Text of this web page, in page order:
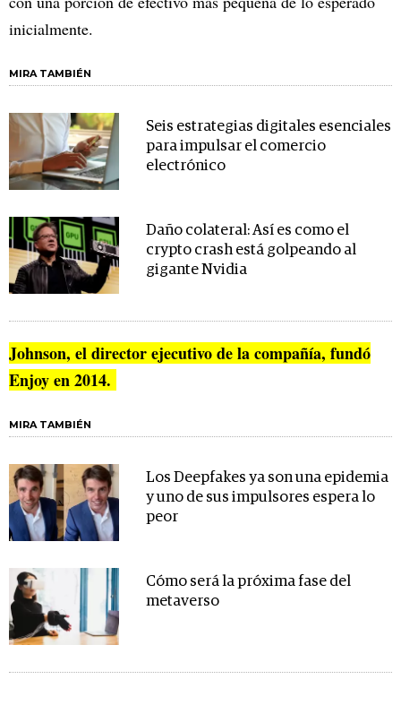
inicialmente.
MIRA TAMBIÉN
Seis estrategias digitales esenciales
para impulsar el comercio
electrónico
Daño colateral: Así es como el
crypto crash está golpeando al
gigante Nvidia
Johnson, el director ejecutivo de la compañía, fundó
Enjoy en 2014.
MIRA TAMBIÉN
Los Deepfakes ya son una epidemia
y uno de sus impulsores espera lo
peor
Cómo será la próxima fase del
metaverso